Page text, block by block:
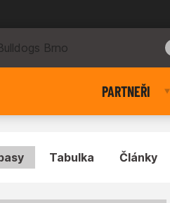
PARTNEŘI
Tabulka Články